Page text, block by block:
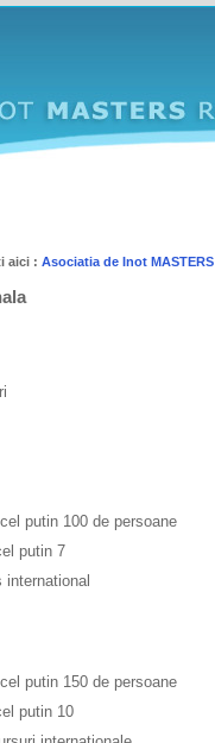
aici : Asociatia de Inot
putin 100 de persoane
putin 7
putin 150 de persoane
putin 10